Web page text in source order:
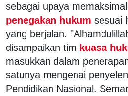
sebagai upaya
penegakan hukum sesuai
yang berjalan.
disampaikan tim kuasa
masukkan dalam
satunya mengenai
Pendidikan Nasional.